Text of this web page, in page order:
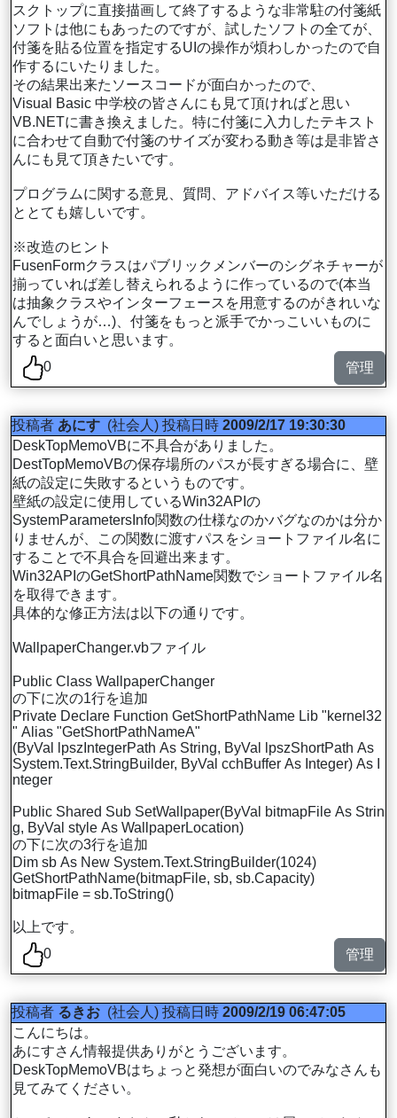
スクトップに直接描画して終了するような非常駐の付箋紙
ソフトは他にもあったのですが、試したソフトの全てが、
付箋を貼る位置を指定するUIの操作が煩わしかったので自
作するにいたりました。
その結果出来たソースコードが面白かったので、
Visual Basic 中学校の皆さんにも見て頂ければと思い
VB.NETに書き換えました。特に付箋に入力したテキスト
に合わせて自動で付箋のサイズが変わる動き等は是非皆さ
んにも見て頂きたいです。
プログラムに関する意見、質問、アドバイス等いただける
ととても嬉しいです。
※改造のヒント
FusenFormクラスはパブリックメンバーのシグネチャーが
揃っていれば差し替えられるように作っているので(本当
は抽象クラスやインターフェースを用意するのがきれいな
んでしょうが…)、付箋をもっと派手でかっこいいものに
すると面白いと思います。
0
管理
投稿者 あにす (社会人) 投稿日時 2009/2/17 19:30:30
DeskTopMemoVBに不具合がありました。
DestTopMemoVBの保存場所のパスが長すぎる場合に、壁
紙の設定に失敗するというものです。
壁紙の設定に使用しているWin32APIの
SystemParametersInfo関数の仕様なのかバグなのかは分か
りませんが、この関数に渡すパスをショートファイル名に
することで不具合を回避出来ます。
Win32APIのGetShortPathName関数でショートファイル名
を取得できます。
具体的な修正方法は以下の通りです。
WallpaperChanger.vbファイル
Public Class WallpaperChanger
の下に次の1行を追加
Private Declare Function GetShortPathName Lib "kernel32
" Alias "GetShortPathNameA"
(ByVal lpszIntegerPath As String, ByVal lpszShortPath As
System.Text.StringBuilder, ByVal cchBuffer As Integer) As I
nteger
Public Shared Sub SetWallpaper(ByVal bitmapFile As Strin
g, ByVal style As WallpaperLocation)
の下に次の3行を追加
Dim sb As New System.Text.StringBuilder(1024)
GetShortPathName(bitmapFile, sb, sb.Capacity)
bitmapFile = sb.ToString()
以上です。
0
管理
投稿者 るきお (社会人) 投稿日時 2009/2/19 06:47:05
こんにちは。
あにすさん情報提供ありがとうございます。
DeskTopMemoVBはちょっと発想が面白いのでみなさんも
見てみてください。